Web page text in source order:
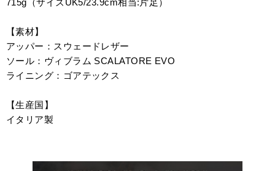
715g（サイズUK5/23.9cm相当:片足）
【素材】
アッパー：スウェードレザー
ソール：ヴィブラム SCALATORE EVO
ライニング：ゴアテックス
【生産国】
イタリア製